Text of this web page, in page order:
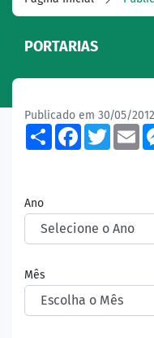
PORTARIAS
Publicado em 30/05/2012
ShareFacebook
Ano
Mês